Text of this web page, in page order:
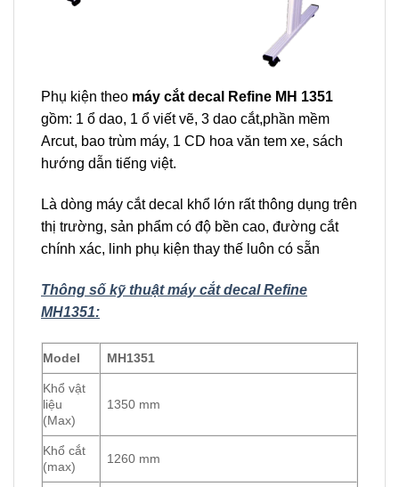
Phụ kiện theo máy cắt decal Refine MH 1351
gồm: 1 ổ dao, 1 ổ viết vẽ, 3 dao cắt,phần mềm
Arcut, bao trùm máy, 1 CD hoa văn tem xe, sách
hướng dẫn tiếng việt.
Là dòng máy cắt decal khổ lớn rất thông dụng trên
thị trường, sản phẩm có độ bền cao, đường cắt
chính xác, linh phụ kiện thay thế luôn có sẵn
Thông số kỹ thuật máy cắt decal Refine
MH1351:
Model MH1351
Khổ vật
liệu
(Max)
1350 mm
Khổ cắt
(max)
1260 mm